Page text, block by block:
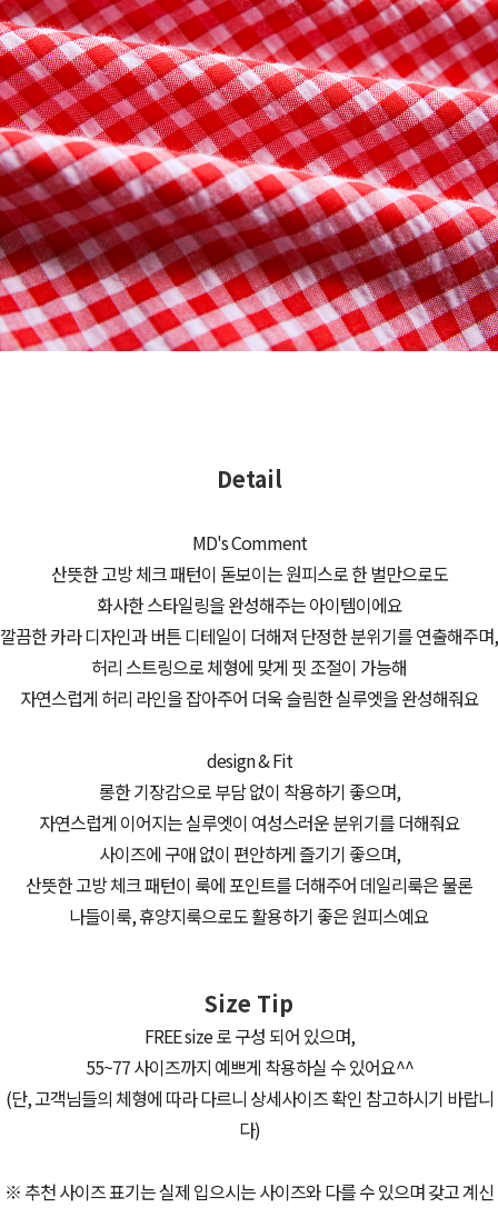
Detail
MD's Comment
산뜻한 고방 체크 패턴이 돋보이는 원피스로 한 벌만으로도
화사한 스타일링을 완성해주는 아이템이에요
깔끔한 카라 디자인과 버튼 디테일이 더해져 단정한 분위기를 연출해주며,
허리 스트링으로 체형에 맞게 핏 조절이 가능해
자연스럽게 허리 라인을 잡아주어 더욱 슬림한 실루엣을 완성해줘요
design & Fit
롱한 기장감으로 부담 없이 착용하기 좋으며,
자연스럽게 이어지는 실루엣이 여성스러운 분위기를 더해줘요
사이즈에 구애 없이 편안하게 즐기기 좋으며,
산뜻한 고방 체크 패턴이 룩에 포인트를 더해주어 데일리룩은 물론
나들이룩, 휴양지룩으로도 활용하기 좋은 원피스예요
Size Tip
FREE size 로 구성 되어 있으며,
55~77 사이즈까지 예쁘게 착용하실 수 있어요^^
(단, 고객님들의 체형에 따라 다르니 상세사이즈 확인 참고하시기 바랍니
다)
※ 추천 사이즈 표기는 실제 입으시는 사이즈와 다를 수 있으며 갖고 계신